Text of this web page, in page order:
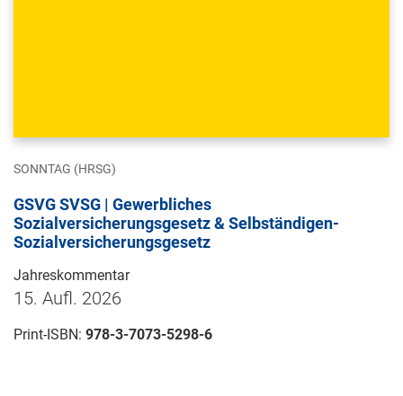
SONNTAG (HRSG)
GSVG SVSG | Gewerbliches
Sozialversicherungsgesetz & Selbständigen-
Sozialversicherungsgesetz
Jahreskommentar
15. Aufl. 2026
Print-ISBN: 978-3-7073-5298-6